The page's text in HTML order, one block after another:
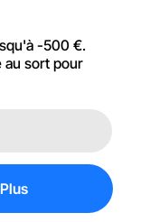
-500 €.
au sort pour